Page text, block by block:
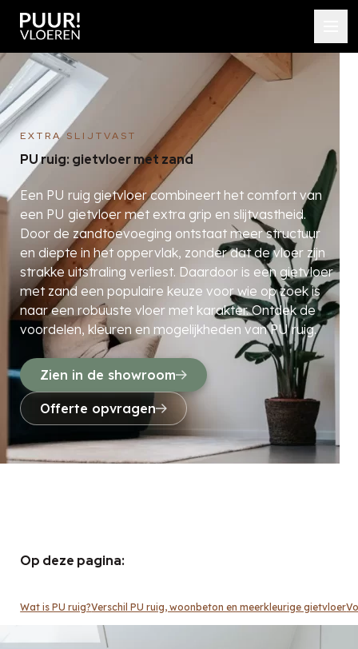
EXTRA SLIJTVAST
PU ruig: gietvloer met zand
Een PU ruig gietvloer combineert het comfort van
een PU gietvloer met extra grip en slijtvastheid.
Door de zandtoevoeging ontstaat meer structuur
en diepte in het oppervlak, zonder dat de vloer zijn
strakke uitstraling verliest. Daardoor is een gietvloer
met zand een populaire keuze voor wie op zoek is
naar een robuuste vloer met karakter. Ontdek de
voordelen, kleuren en mogelijkheden van PU ruig.
Zien in de showroom
Offerte opvragen
Op deze pagina:
Wat is PU ruig?Verschil PU ruig, woonbeton en meerkleurige gietvloer